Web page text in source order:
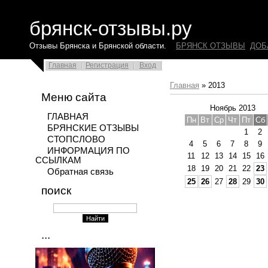
брянск-отзывы.ру
Отзывы Брянска и Брянской области. БРЯНСК ОТЗЫВЫ
Главная Регистрация Вход
Меню сайта
ГЛАВНАЯ
БРЯНСКИЕ ОТЗЫВЫ
СТОПСЛОВО
ИНФОРМАЦИЯ ПО
ССЫЛКАМ
Обратная связь
поиск
...
Главная » 2013
Ноябрь 2013
Пн
Вт Ср Чт Пт Сб
1
2
4
5 6 7 8
9
11
12 13 14 15
16
18
19 20 21 22
23
25
26 27 28 29 30